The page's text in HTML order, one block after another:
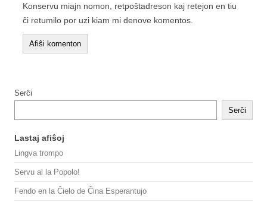
Konservu miajn nomon, retpoŝtadreson kaj retejon en tiu
ĉi retumilo por uzi kiam mi denove komentos.
Serĉi
Serĉi
Lastaj afiŝoj
Lingva trompo
Servu al la Popolo!
Fendo en la Ĉielo de Ĉina Esperantujo